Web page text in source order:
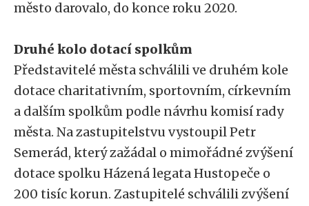
město darovalo, do konce roku 2020.
Druhé kolo dotací spolkům
Představitelé města schválili ve druhém kole
dotace charitativním, sportovním, církevním
a dalším spolkům podle návrhu komisí rady
města. Na zastupitelstvu vystoupil Petr
Semerád, který zažádal o mimořádné zvýšení
dotace spolku Házená legata Hustopeče o
200 tisíc korun. Zastupitelé schválili zvýšení